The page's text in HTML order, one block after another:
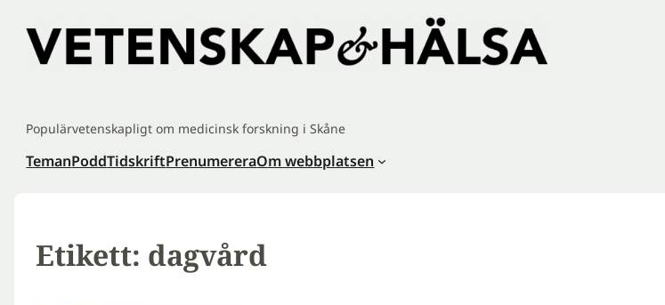
innehåll
Populärvetenskapligt om medicinsk forskning i Skåne
TemanPoddTidskriftPrenumereraOm webbplatsen
Etikett: dagvård